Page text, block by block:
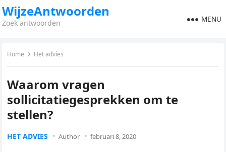
WijzeAntwoorden
Zoek antwoorden MENU
Home Het advies
Waarom vragen
sollicitatiegesprekken om te
stellen?
HET ADVIES Author februari 8, 2020